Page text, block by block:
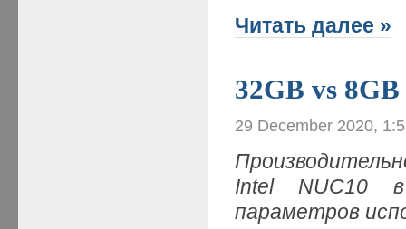
Читать далее »
32GB vs
29 December 2020,
Intel NUC10
параметров